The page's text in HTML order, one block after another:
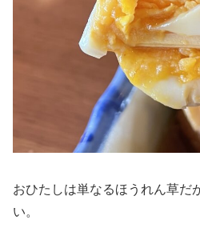
おひたしは単なるほうれん草だ
い。